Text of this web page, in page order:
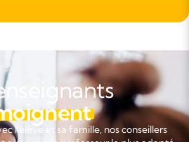
l'élève et sa famille, nos conseillers